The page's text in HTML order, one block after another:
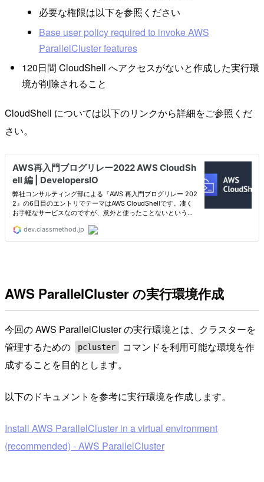
必要な権限は以下を参照ください
Base user policy required to invoke AWS
ParallelCluster features
120日間 CloudShell へアクセスがないと作成した実行環
境が削除されること
CloudShell については以下のリンクから詳細をご参照くだ
さい。
AWS ParallelCluster の実行環境作成
今回の AWS ParallelCluster の実行環境とは、クラスターを
管理するための
pcluster
コマンドを利用可能な環境を作
成することを目的とします。
以下のドキュメントを参考に実行環境を作成します。
Install AWS ParallelCluster in a virtual environment
(recommended) - AWS ParallelCluster